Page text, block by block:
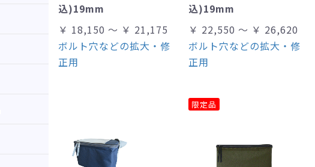
込)19mm
￥ 18,150 ～ ￥ 21,175
ボルト穴などの拡大・修
正用
込)19mm
￥ 22,550 ～ ￥ 26,620
ボルト穴などの拡大・修
正用
限定品